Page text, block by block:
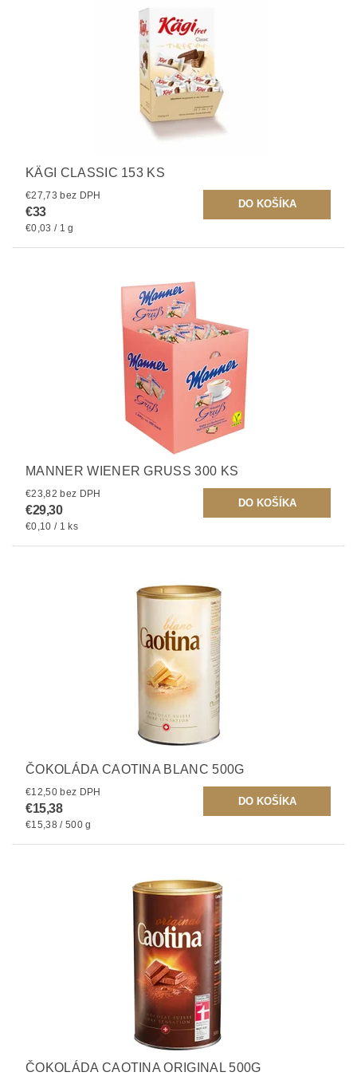
KÄGI CLASSIC 153 KS
€27,73 bez DPH
€33
€0,03 / 1 g
MANNER WIENER GRUSS 300 KS
€23,82 bez DPH
€29,30
€0,10 / 1 ks
ČOKOLÁDA CAOTINA BLANC 500G
€12,50 bez DPH
€15,38
€15,38 / 500 g
ČOKOLÁDA CAOTINA ORIGINAL 500G